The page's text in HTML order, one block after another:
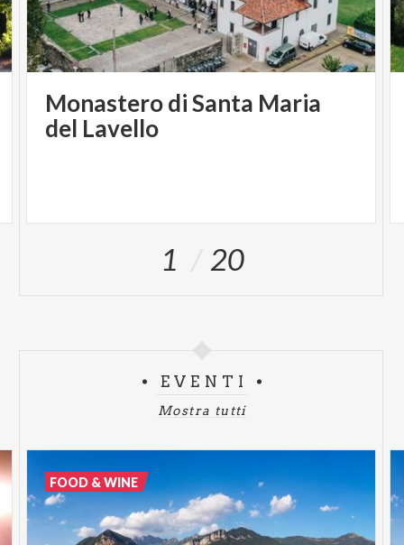
Monastero di Santa Maria
del Lavello
1 20
EVENTI
Mostra tutti
FOOD & WINE